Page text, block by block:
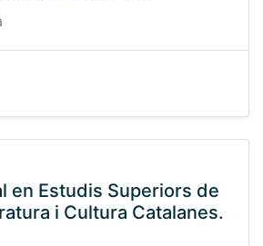
en Estudis Superiors de
i Cultura Catalanes.